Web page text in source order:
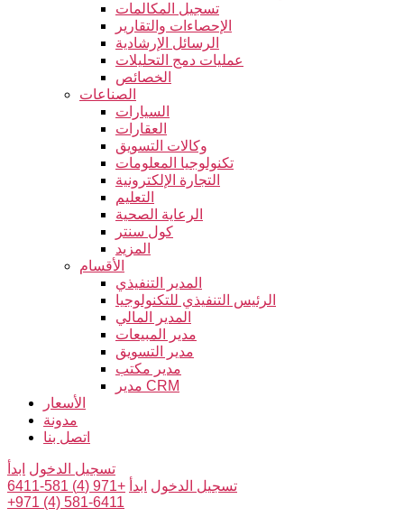
تسجيل المكالمات
الإحصاءات والتقارير
الرسائل الإرشادية
عمليات دمج التحليلات
الخصائص
الصناعات
السيارات
العقارات
وكالات التسويق
تكنولوجيا المعلومات
التجارة الإلكترونية
التعليم
الرعاية الصحية
كول سنتر
المزيد
الأقسام
المدير التنفيذي
الرئيس التنفيذي للتكنولوجيا
المدير المالي
مدير المبيعات
مدير التسويق
مدير مكتب
مدير CRM
الأسعار
مدونة
اتصل بنا
تسجيل الدخول ابدأ
تسجيل الدخول ابدأ +971 (4) 581-6411
+971 (4) 581-6411